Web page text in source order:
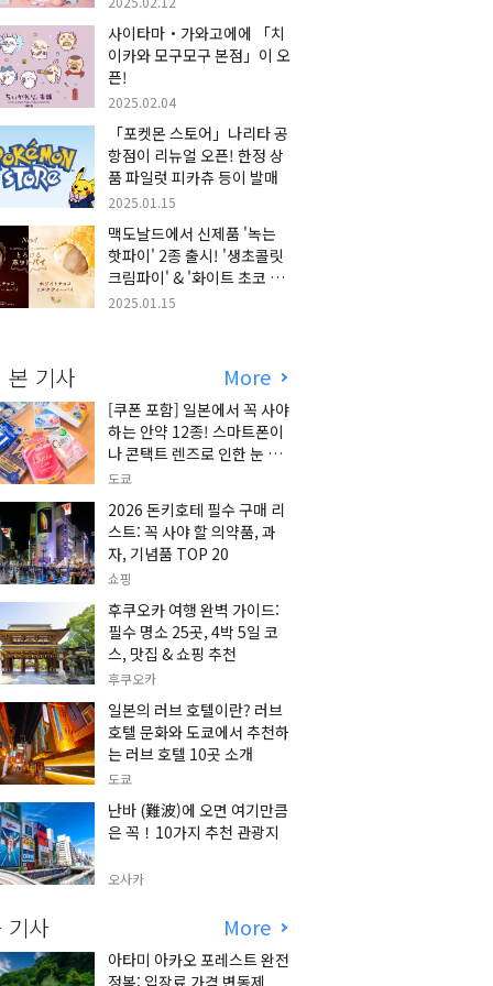
사이타마・가와고에에 「치
이카와 모구모구 본점」이 오
픈!
2025.02.04
「포켓몬 스토어」나리타 공
항점이 리뉴얼 오픈! 한정 상
품 파일럿 피카츄 등이 발매
2025.01.15
맥도날드에서 신제품 '녹는
핫파이' 2종 출시! '생초콜릿
크림파이' & '화이트 초코 밀
크티 파이' 출시!
2025.01.15
본 기사 More
[쿠폰 포함] 일본에서 꼭 사야
하는 안약 12종! 스마트폰이
나 콘택트 렌즈로 인한 눈 피
로에 최적!
도쿄
2026 돈키호테 필수 구매 리
스트: 꼭 사야 할 의약품, 과
자, 기념품 TOP 20
쇼핑
후쿠오카 여행 완벽 가이드:
필수 명소 25곳, 4박 5일 코
스, 맛집 & 쇼핑 추천
후쿠오카
일본의 러브 호텔이란? 러브
호텔 문화와 도쿄에서 추천하
는 러브 호텔 10곳 소개
도쿄
난바 (難波)에 오면 여기만큼
은 꼭！10가지 추천 관광지
오사카
기사 More
아타미 아카오 포레스트 완전
정복: 입장료 가격 변동제,